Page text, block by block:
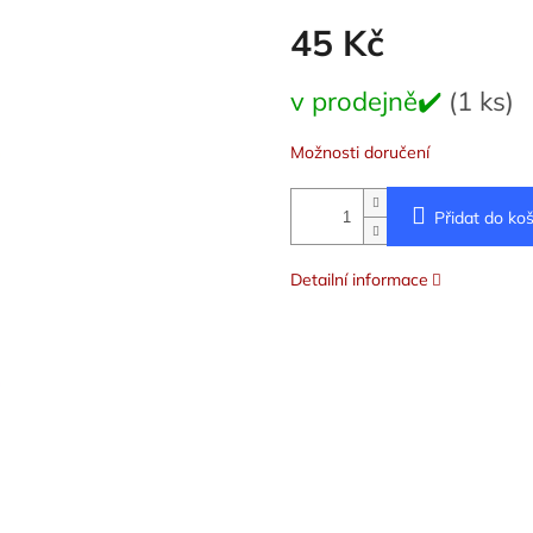
45 Kč
cena:
v prodejně✔️ (1 ks)
Možnosti doručení
Přidat do
Detailní informace